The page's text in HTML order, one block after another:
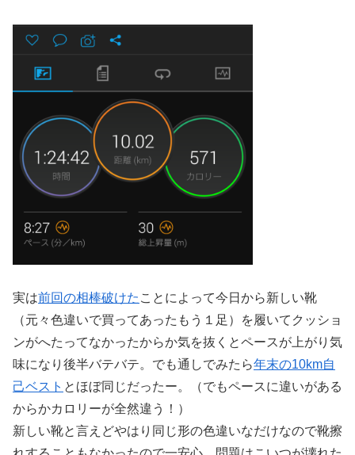
実は前回の相棒破けた ことによって今日から新しい靴
（元々色違いで買ってあったもう１足）を履いてクッショ
ンがへたってなかったからか気を抜くとペースが上がり気
味になり後半バテバテ。でも通しでみたら年末の10km自
己ベスト とほぼ同じだったー。（でもペースに違いがある
からかカロリーが全然違う！）
新しい靴と言えどやはり同じ形の色違いなだけなので靴擦